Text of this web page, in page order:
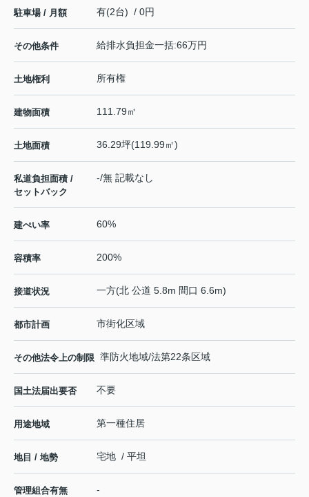
駐車場 / 月額 有(2台) / 0円
その他条件 給排水負担金一括:66万円
土地権利 所有権
建物面積 111.79㎡
土地面積 36.29坪(119.99㎡)
私道負担面積 /
セットバック
-/無 記載なし
建ぺい率 60%
容積率 200%
接道状況 一方(北 公道 5.8m 間口 6.6m)
都市計画 市街化区域
その他法令上の制限 準防火地域/法第22条区域
国土法届出要否 不要
用途地域 第一種住居
地目 / 地勢 宅地 / 平坦
管理組合有無 -